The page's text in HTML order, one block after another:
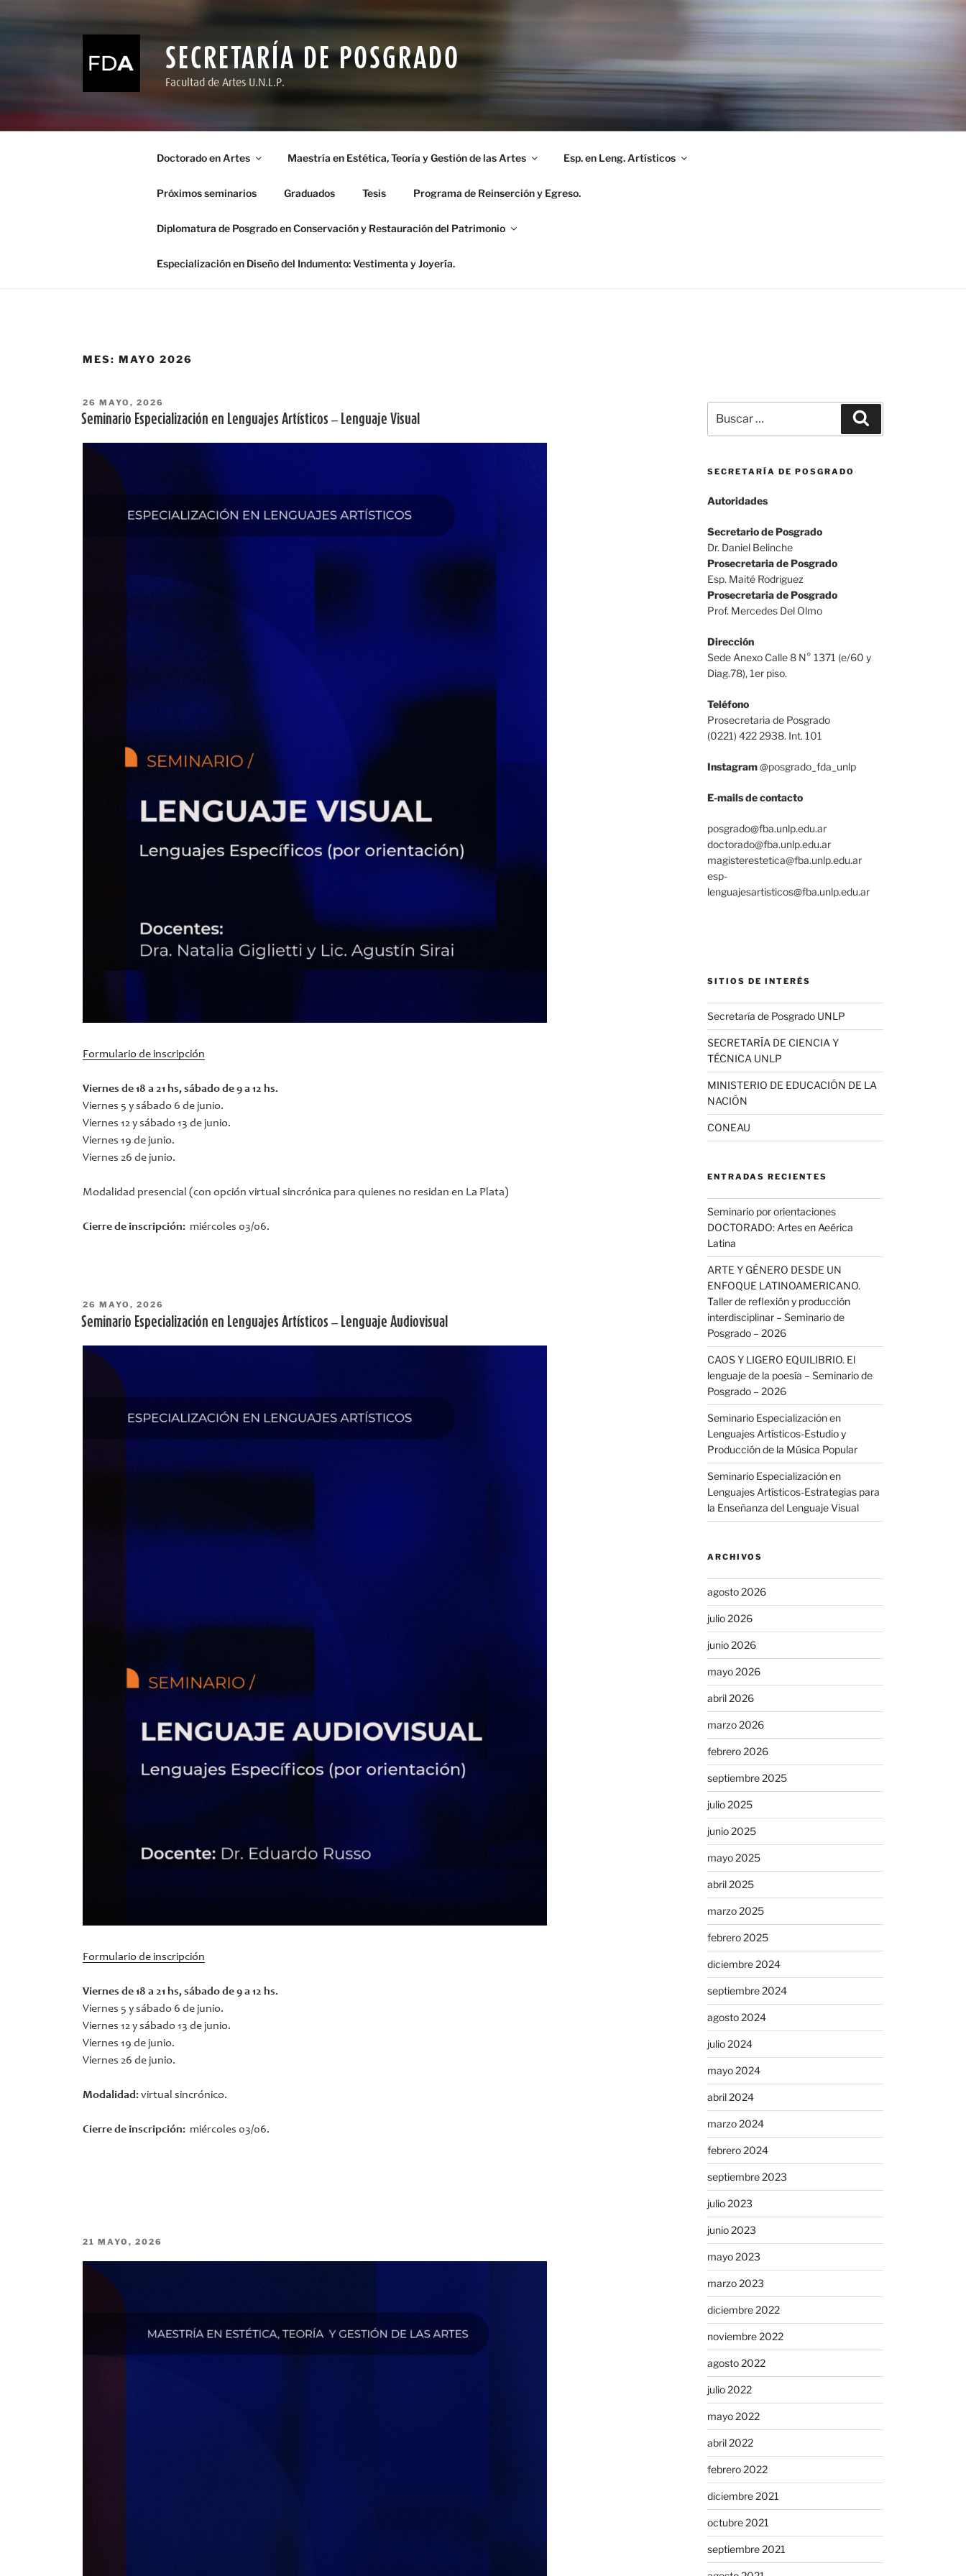
SECRETARÍA DE POSGRADO
Facultad de Artes U.N.L.P.
Doctorado en Artes Maestría en Estética, Teoría y Gestión de las Artes Esp. en Leng. Artísticos
Próximos seminarios Graduados Tesis Programa de Reinserción y Egreso.
Diplomatura de Posgrado en Conservación y Restauración del Patrimonio
Especialización en Diseño del Indumento: Vestimenta y Joyería.
MES:MAYO 2026
PUBLICADO
EL
26 MAYO, 2026
Seminario Especialización en Lenguajes Artísticos – Lenguaje Visual
Formulario de inscripción
Viernes de 18 a 21 hs, sábado de 9 a 12 hs.
Viernes 5 y sábado 6 de junio.
Viernes 12 y sábado 13 de junio.
Viernes 19 de junio.
Viernes 26 de junio.
Modalidad presencial (con opción virtual sincrónica para quienes no residan en La Plata)
Cierre de inscripción:miércoles 03/06.
PUBLICADO
EL
26 MAYO, 2026
Seminario Especialización en Lenguajes Artísticos – Lenguaje Audiovisual
Formulario de inscripción
Viernes de 18 a 21 hs, sábado de 9 a 12 hs.
Viernes 5 y sábado 6 de junio.
Viernes 12 y sábado 13 de junio.
Viernes 19 de junio.
Viernes 26 de junio.
Modalidad:virtual sincrónico.
Cierre de inscripción:miércoles 03/06.
PUBLICADO
21 MAYO, 2026
por:
SECRETARÍA DE POSGRADO
Autoridades
Secretario de Posgrado
Dr. Daniel Belinche
Prosecretaria de Posgrado
Esp. Maité Rodriguez
Prosecretaria de Posgrado
Prof. Mercedes Del Olmo
Dirección
Sede Anexo Calle 8 N° 1371 (e/60 y
Diag.78), 1er piso.
Teléfono
Prosecretaria de Posgrado
(0221) 422 2938. Int. 101
Instagram@posgrado_fda_unlp
E-mails de contacto
posgrado@fba.unlp.edu.ar
doctorado@fba.unlp.edu.ar
magisterestetica@fba.unlp.edu.ar
esp-
lenguajesartisticos@fba.unlp.edu.ar
SITIOS DE INTERÉS
Secretaría de Posgrado UNLP
SECRETARÍA DE CIENCIA Y
TÉCNICA UNLP
MINISTERIO DE EDUCACIÓN DE LA
NACIÓN
CONEAU
ENTRADAS RECIENTES
Seminario por orientaciones
DOCTORADO: Artes en Aeérica
Latina
ARTE Y GÉNERO DESDE UN
ENFOQUE LATINOAMERICANO.
Taller de reflexión y producción
interdisciplinar – Seminario de
Posgrado – 2026
CAOS Y LIGERO EQUILIBRIO. El
lenguaje de la poesía – Seminario de
Posgrado – 2026
Seminario Especialización en
Lenguajes Artísticos-Estudio y
Producción de la Música Popular
Seminario Especialización en
Lenguajes Artísticos-Estrategias para
la Enseñanza del Lenguaje Visual
ARCHIVOS
agosto 2026
julio 2026
junio 2026
mayo 2026
abril 2026
marzo 2026
febrero 2026
septiembre 2025
julio 2025
junio 2025
mayo 2025
abril 2025
marzo 2025
febrero 2025
diciembre 2024
septiembre 2024
agosto 2024
julio 2024
mayo 2024
abril 2024
marzo 2024
febrero 2024
septiembre 2023
julio 2023
junio 2023
mayo 2023
marzo 2023
diciembre 2022
noviembre 2022
agosto 2022
julio 2022
mayo 2022
abril 2022
febrero 2022
diciembre 2021
octubre 2021
septiembre 2021